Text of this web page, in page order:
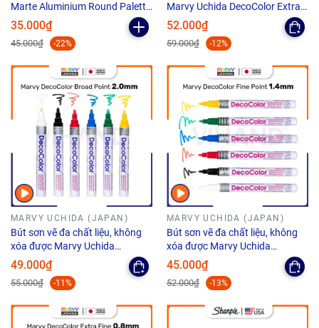
Marte Aluminium Round Palette
Signature 10
35.000₫
45.000₫ -22%
Marvy Uchida DecoColor Extra
Fine #115 - Ngòi 0.8mm
52.000₫
59.000₫ -12%
MARVY UCHIDA (JAPAN)
Bút sơn vẽ đa chất liệu, không
xóa được Marvy Uchida
DecoColor #728 - Ngòi 2.0mm
49.000₫
55.000₫ -11%
MARVY UCHIDA (JAPAN)
Bút sơn vẽ đa chất liệu, không
xóa được Marvy Uchida
DecoColor #221 - Ngòi 1.4mm
45.000₫
52.000₫ -13%